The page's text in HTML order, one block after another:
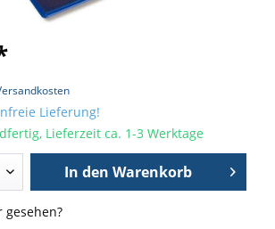
Lieferung!
Lieferzeit ca. 1-3 Werktage
In den Warenkorb